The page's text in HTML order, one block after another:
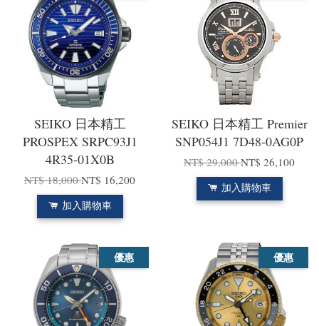
SEIKO 日本精工
PROSPEX SRPC93J1
4R35-01X0B
NT$ 18,000NT$ 16,200
加入購物車
SEIKO 日本精工 Premier
SNP054J1 7D48-0AG0P
NT$ 29,000NT$ 26,100
加入購物車
優惠 優惠